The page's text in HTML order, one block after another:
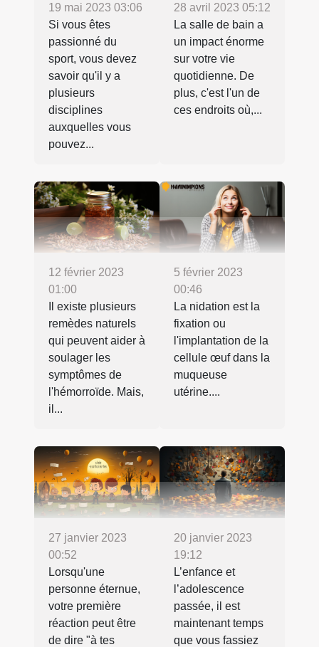
19 mai 2023 03:06
Si vous êtes
passionné du
sport, vous devez
savoir qu'il y a
plusieurs
disciplines
auxquelles vous
pouvez...
28 avril 2023 05:12
La salle de bain a
un impact énorme
sur votre vie
quotidienne. De
plus, c'est l'un de
ces endroits où,...
12 février 2023
01:00
Il existe plusieurs
remèdes naturels
qui peuvent aider à
soulager les
symptômes de
l'hémorroïde. Mais,
il...
5 février 2023
00:46
La nidation est la
fixation ou
l'implantation de la
cellule œuf dans la
muqueuse
utérine....
27 janvier 2023
00:52
Lorsqu'une
personne éternue,
votre première
réaction peut être
de dire "à tes
20 janvier 2023
19:12
L’enfance et
l’adolescence
passée, il est
maintenant temps
que vous fassiez